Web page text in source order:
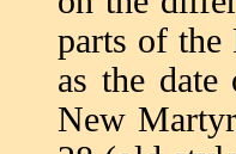
parts of the
as the date
New